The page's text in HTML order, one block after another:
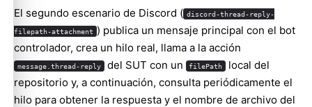
El segundo escenario de Discord ( discord-thread-reply-
filepath-attachment ) publica un mensaje principal con el bot
controlador, crea un hilo real, llama a la acción
message.thread-reply del SUT con un filePath
local del
repositorio y, a continuación, consulta periódicamente el
hilo para obtener la respuesta y el nombre de archivo del